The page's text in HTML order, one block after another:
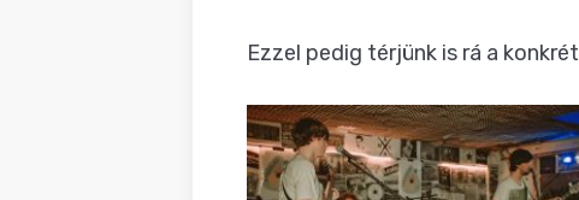
Ezzel pedig térjünk is rá a